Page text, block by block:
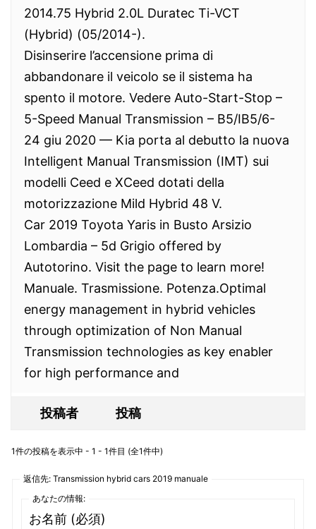
2014.75 Hybrid 2.0L Duratec Ti-VCT
(Hybrid) (05/2014-).
Disinserire l’accensione prima di
abbandonare il veicolo se il sistema ha
spento il motore. Vedere Auto-Start-Stop –
5-Speed Manual Transmission – B5/IB5/6-
24 giu 2020 — Kia porta al debutto la nuova
Intelligent Manual Transmission (IMT) sui
modelli Ceed e XCeed dotati della
motorizzazione Mild Hybrid 48 V.
Car 2019 Toyota Yaris in Busto Arsizio
Lombardia – 5d Grigio offered by
Autotorino. Visit the page to learn more!
Manuale. Trasmissione. Potenza.Optimal
energy management in hybrid vehicles
through optimization of Non Manual
Transmission technologies as key enabler
for high performance and
投稿者 投稿
1件の投稿を表示中 - 1 - 1件目 (全1件中)
返信先: Transmission hybrid cars 2019 manuale
あなたの情報:
お名前 (必須)